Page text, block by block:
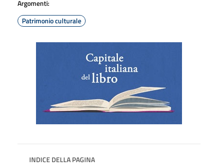
Argomenti:
Patrimonio culturale
INDICE DELLA PAGINA